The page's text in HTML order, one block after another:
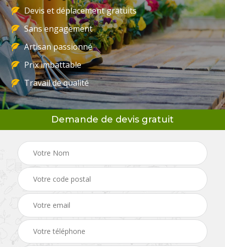
Devis et déplacement gratuits
Sans engagement
Artisan passionné
Prix imbattable
Travail de qualité
Demande de devis gratuit